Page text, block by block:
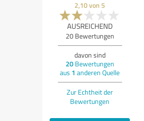
2,10von 5
AUSREICHEND
20Bewertungen
davon sind
20Bewertungen
aus 1 anderen Quelle
Zur Echtheit der
Bewertungen